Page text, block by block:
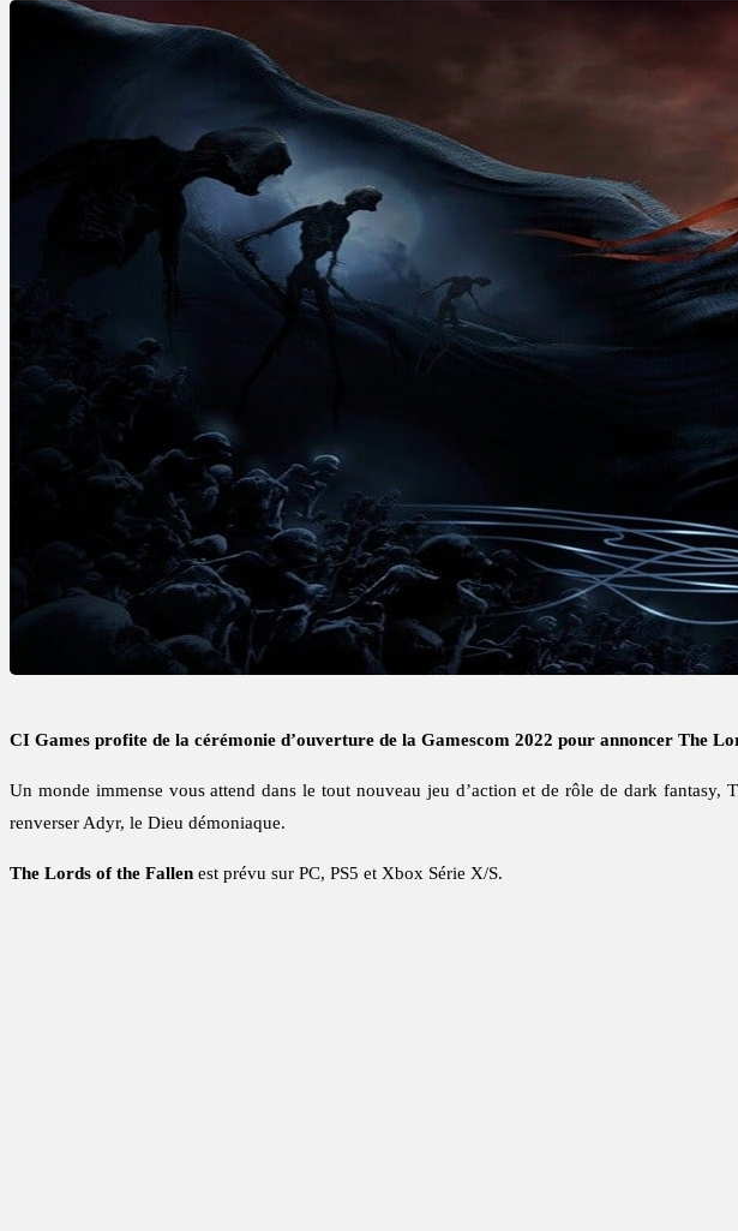
CI Games profite de la cérémonie d’ouverture de la Gamescom 2022 pour annoncer The
Un monde immense vous attend dans le tout nouveau jeu d’action et de rôle de dark
renverser Adyr, le Dieu démoniaque.
The Lords of the Fallen est prévu sur PC, PS5 et Xbox Série X/S.